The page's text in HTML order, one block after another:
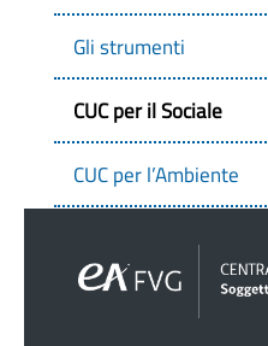
Gli strumenti
CUC per il Sociale
CUC per l’Ambiente